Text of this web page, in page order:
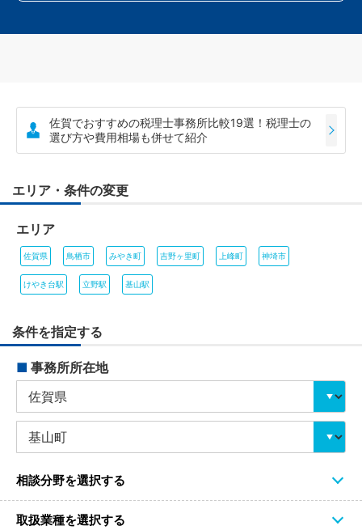
佐賀でおすすめの税理士事務所比較19選！税理士の
選び方や費用相場も併せて紹介
エリア・条件の変更
エリア
佐賀県 鳥栖市 みやき町 吉野ヶ里町 上峰町 神埼市
けやき台駅 立野駅 基山駅
条件を指定する
■ 事務所所在地
相談分野を選択する
取扱業種を選択する